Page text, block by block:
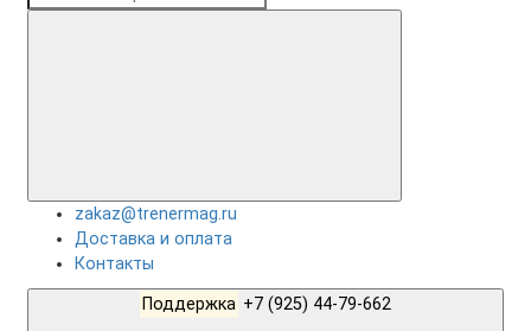
zakaz@trenermag.ru
Доставка и оплата
Контакты
Поддержка